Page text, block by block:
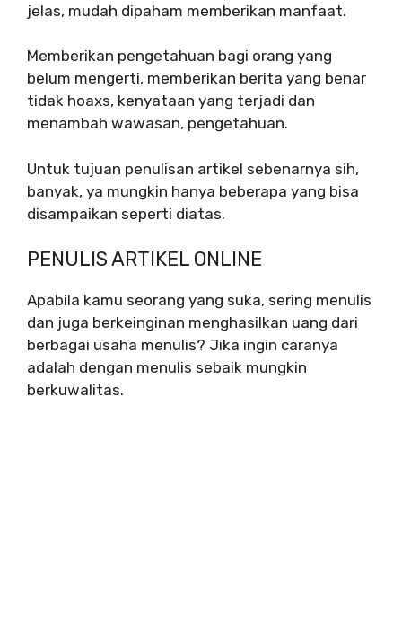
jelas, mudah dipaham memberikan manfaat.
Memberikan pengetahuan bagi orang yang
belum mengerti, memberikan berita yang benar
tidak hoaxs, kenyataan yang terjadi dan
menambah wawasan, pengetahuan.
Untuk tujuan penulisan artikel sebenarnya sih,
banyak, ya mungkin hanya beberapa yang bisa
disampaikan seperti diatas.
PENULIS ARTIKEL ONLINE
Apabila kamu seorang yang suka, sering menulis
dan juga berkeinginan menghasilkan uang dari
berbagai usaha menulis? Jika ingin caranya
adalah dengan menulis sebaik mungkin
berkuwalitas.